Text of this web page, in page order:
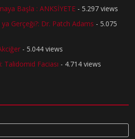
Başla : ANKSİYETE - 5.297 views
Gerçeği?: Dr. Patch Adams - 5.075
- 5.044 views
Talidomid Faciası - 4.714 views